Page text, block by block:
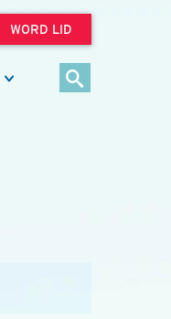
WORD LID